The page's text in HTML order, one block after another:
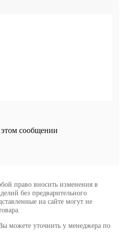
сообщении
право вносить изменения в
без предварительного
на сайте могут не
можете уточнить у менеджера по